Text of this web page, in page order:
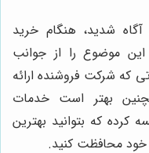
آگاه شدید، هنگام خرید
موضوع را از جوانب
که شرکت فروشنده ارائه
بهتر است خدمات
کرده که بتوانید بهترین
خود محافظت کنید.